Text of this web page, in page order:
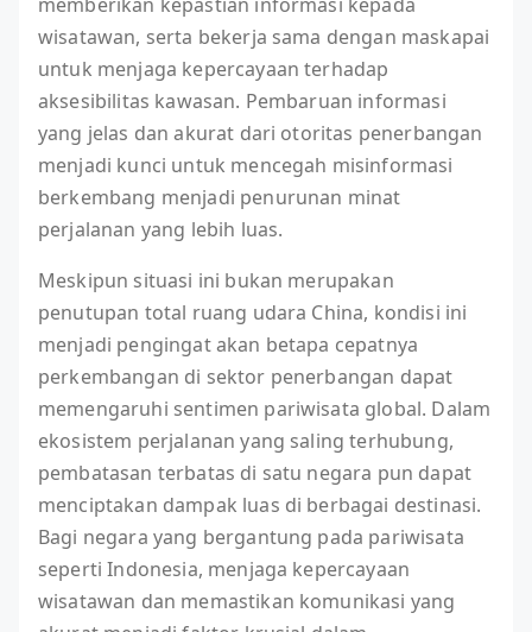
wisatawan, serta bekerja sama dengan maskapai
untuk menjaga kepercayaan terhadap
aksesibilitas kawasan. Pembaruan informasi
yang jelas dan akurat dari otoritas penerbangan
menjadi kunci untuk mencegah misinformasi
berkembang menjadi penurunan minat
perjalanan yang lebih luas.
Meskipun situasi ini bukan merupakan
penutupan total ruang udara China, kondisi ini
menjadi pengingat akan betapa cepatnya
perkembangan di sektor penerbangan dapat
memengaruhi sentimen pariwisata global. Dalam
ekosistem perjalanan yang saling terhubung,
pembatasan terbatas di satu negara pun dapat
menciptakan dampak luas di berbagai destinasi.
Bagi negara yang bergantung pada pariwisata
seperti Indonesia, menjaga kepercayaan
wisatawan dan memastikan komunikasi yang